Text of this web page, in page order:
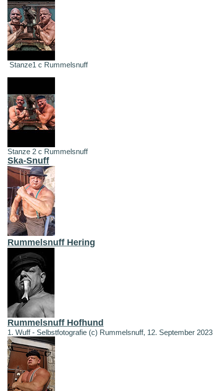
Stanze1 c Rummelsnuff
Stanze 2 c Rummelsnuff
Ska-Snuff
Rummelsnuff Hering
Rummelsnuff Hofhund
1. Wuff - Selbstfotografie (c) Rummelsnuff, 12. September 2023